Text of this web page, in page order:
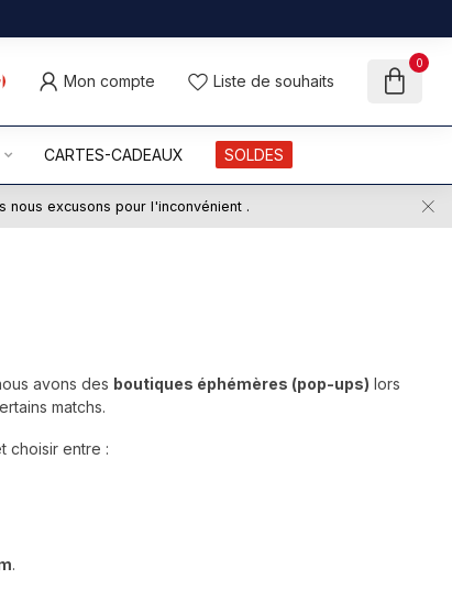
Mon compte Liste de souhaits
0
CARTES-CADEAUX SOLDES
nous excusons pour l'inconvénient .
avons des boutiques éphémères (pop-ups) lors
matchs.
choisir entre :
.